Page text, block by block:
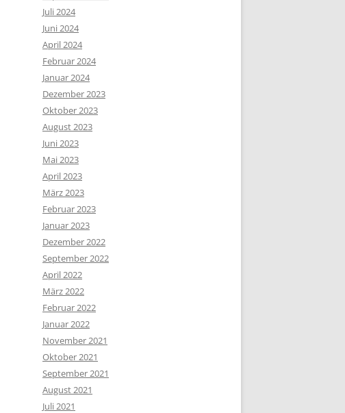
Juli 2024
Juni 2024
April 2024
Februar 2024
Januar 2024
Dezember 2023
Oktober 2023
August 2023
Juni 2023
Mai 2023
April 2023
März 2023
Februar 2023
Januar 2023
Dezember 2022
September 2022
April 2022
März 2022
Februar 2022
Januar 2022
November 2021
Oktober 2021
September 2021
August 2021
Juli 2021